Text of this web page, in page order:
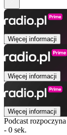
Więcej informacji
Więcej informacji
Więcej informacji
Podcast
- 0 sek.